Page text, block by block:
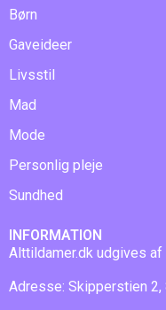
Børn
Gaveideer
Livsstil
Mad
Mode
Personlig pleje
Sundhed
INFORMATION
Alttildamer.dk udgives af
Adresse: Skipperstien